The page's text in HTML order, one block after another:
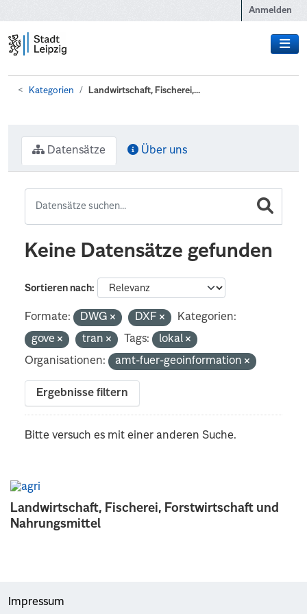
Anmelden
Kategorien Landwirtschaft, Fischerei,...
Landwirtschaft, Fischerei, Forstwirtschaft und
Nahrungsmittel
Datensätze Über uns
Keine Datensätze gefunden
Sortieren nach
Formate: DWG DXF
Kategorien:
gove
tran Tags:
lokal
Organisationen:
amt-fuer-geoinformation
Ergebnisse filtern
Bitte versuch es mit einer anderen Suche.
Impressum